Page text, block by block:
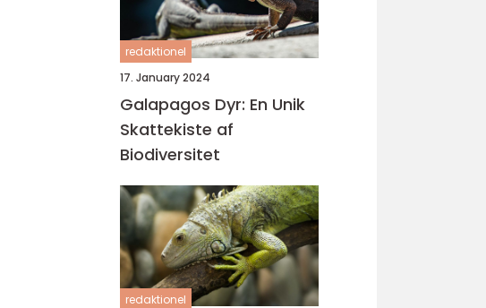
redaktionel
17. January 2024
Galapagos Dyr: En Unik
Skattekiste af
Biodiversitet
redaktionel